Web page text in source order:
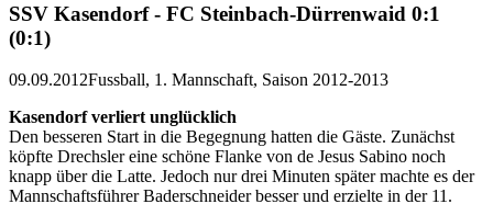
SSV Kasendorf - FC Steinbach-Dürrenwaid 0:1
(0:1)
09.09.2012Fussball, 1. Mannschaft, Saison 2012-2013
Kasendorf verliert unglücklich
Den besseren Start in die Begegnung hatten die Gäste. Zunächst
köpfte Drechsler eine schöne Flanke von de Jesus Sabino noch
knapp über die Latte. Jedoch nur drei Minuten später machte es der
Mannschaftsführer Baderschneider besser und erzielte in der 11.